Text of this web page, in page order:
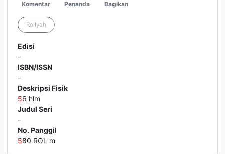
Komentar Penanda Bagikan
Rollyah
Edisi
-
ISBN/ISSN
-
Deskripsi Fisik
56 hlm
Judul Seri
-
No. Panggil
580 ROL m